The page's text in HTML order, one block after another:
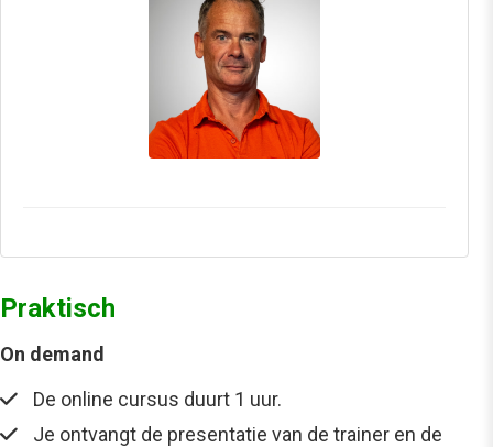
Praktisch
On demand
De online cursus duurt 1 uur.
Je ontvangt de presentatie van de trainer en de